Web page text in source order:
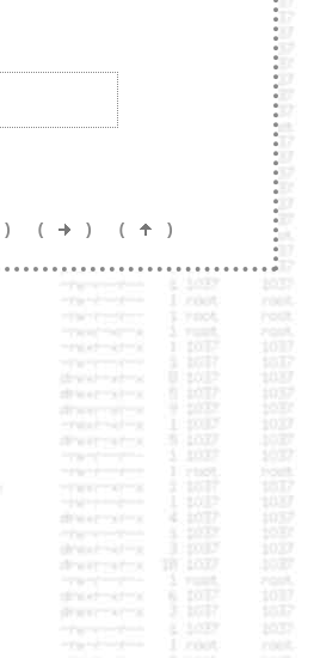
) ( ) ( )